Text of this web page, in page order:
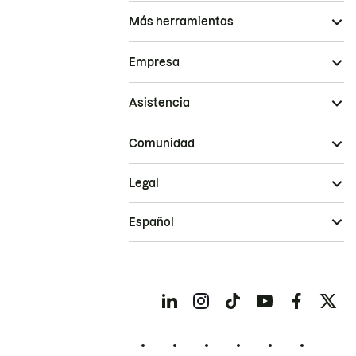
Más herramientas
Empresa
Asistencia
Comunidad
Legal
Español